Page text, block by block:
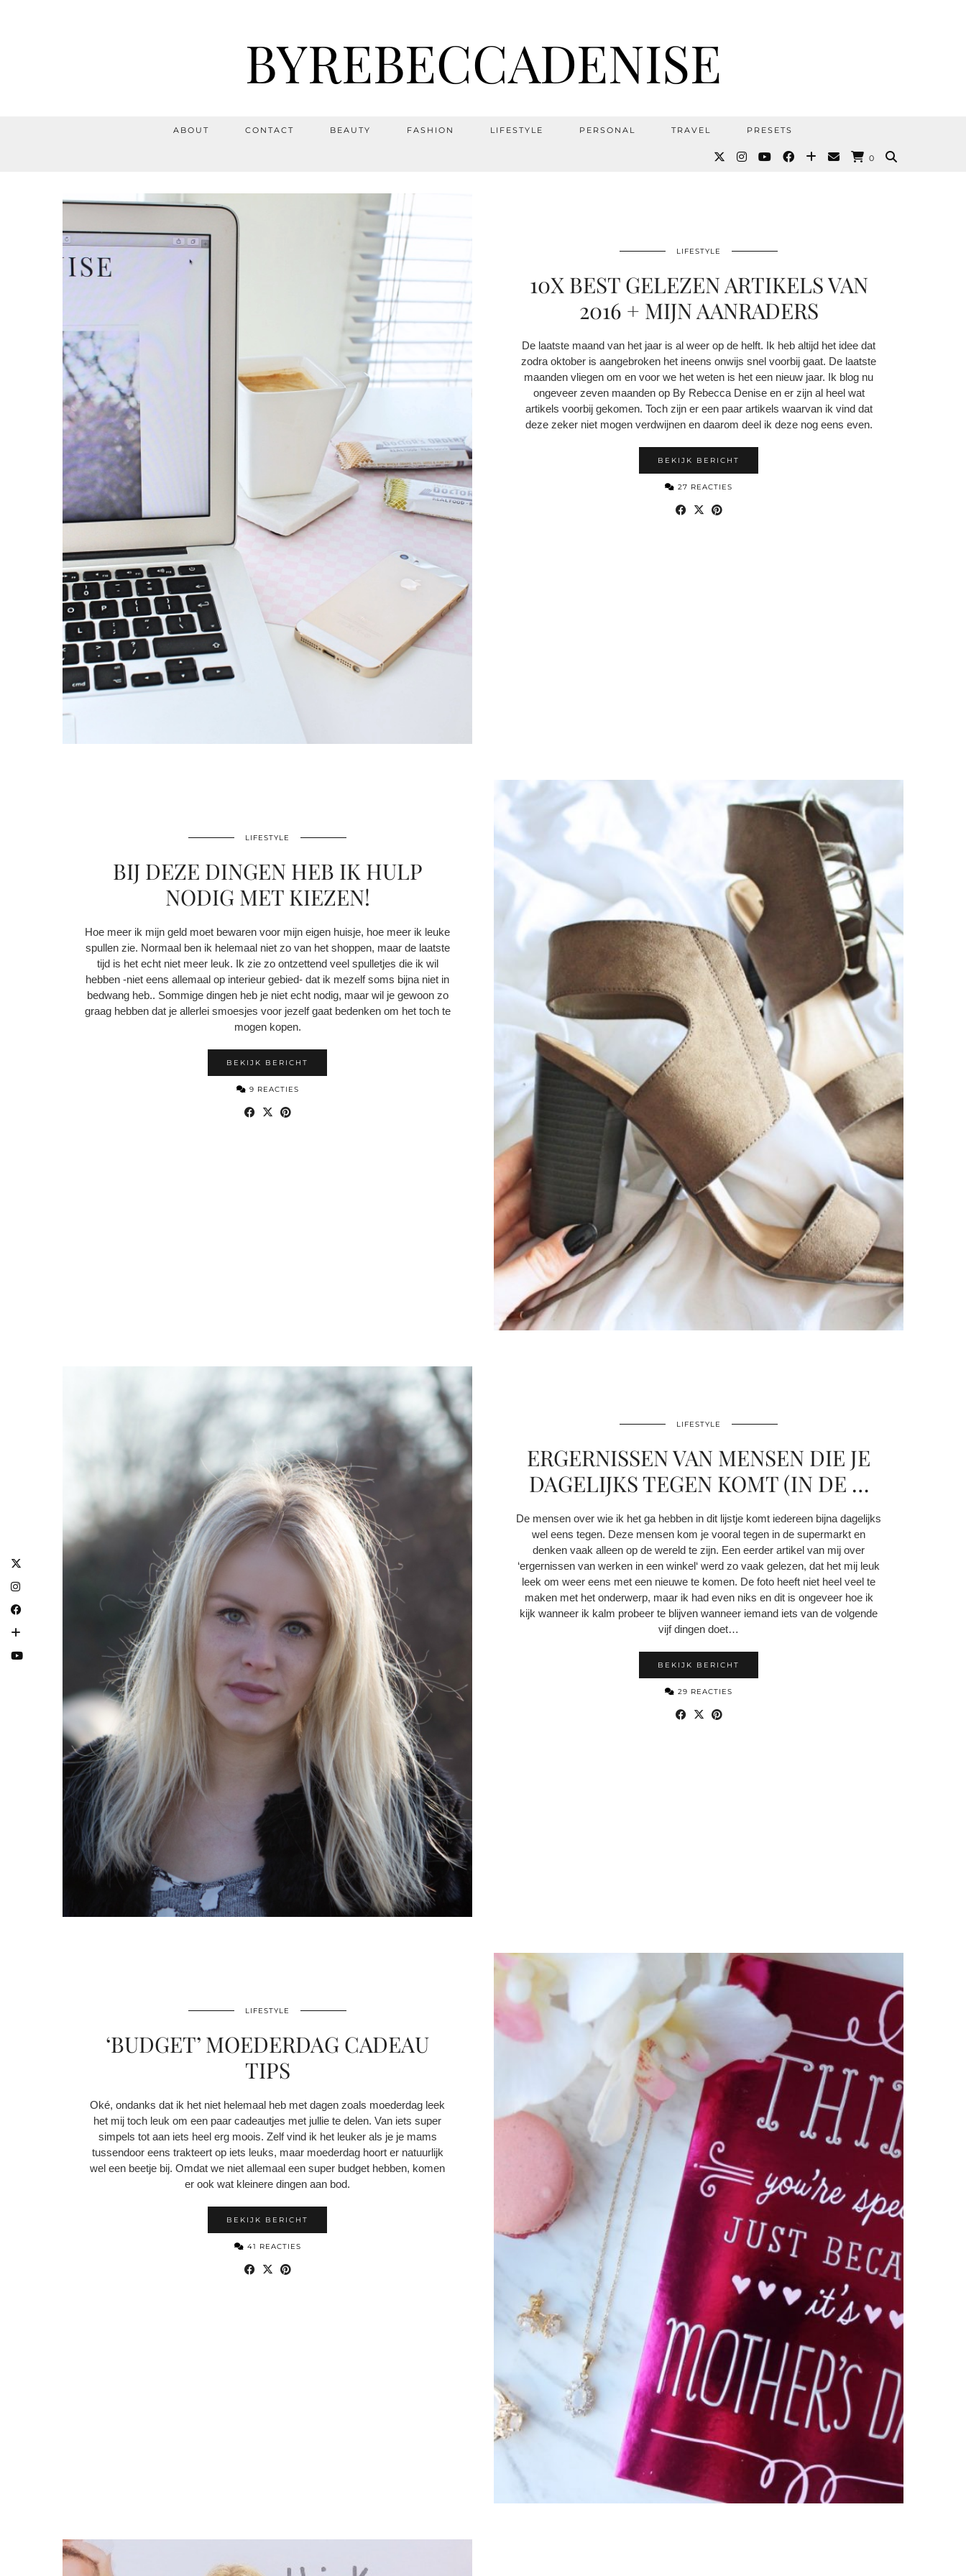
BYREBECCADENISE
ABOUT CONTACT BEAUTY FASHION LIFESTYLE PERSONAL TRAVEL PRESETS
0
LIFESTYLE
10X BEST GELEZEN ARTIKELS VAN
2016 + MIJN AANRADERS
De laatste maand van het jaar is al weer op de helft. Ik heb altijd het idee dat
zodra oktober is aangebroken het ineens onwijs snel voorbij gaat. De laatste
maanden vliegen om en voor we het weten is het een nieuw jaar. Ik blog nu
ongeveer zeven maanden op By Rebecca Denise en er zijn al heel wat
artikels voorbij gekomen. Toch zijn er een paar artikels waarvan ik vind dat
deze zeker niet mogen verdwijnen en daarom deel ik deze nog eens even.
BEKIJK BERICHT
27 REACTIES
LIFESTYLE
BIJ DEZE DINGEN HEB IK HULP
NODIG MET KIEZEN!
Hoe meer ik mijn geld moet bewaren voor mijn eigen huisje, hoe meer ik leuke
spullen zie. Normaal ben ik helemaal niet zo van het shoppen, maar de laatste
tijd is het echt niet meer leuk. Ik zie zo ontzettend veel spulletjes die ik wil
hebben -niet eens allemaal op interieur gebied- dat ik mezelf soms bijna niet in
bedwang heb.. Sommige dingen heb je niet echt nodig, maar wil je gewoon zo
graag hebben dat je allerlei smoesjes voor jezelf gaat bedenken om het toch te
mogen kopen.
BEKIJK BERICHT
9 REACTIES
LIFESTYLE
ERGERNISSEN VAN MENSEN DIE JE
DAGELIJKS TEGEN KOMT (IN DE …
De mensen over wie ik het ga hebben in dit lijstje komt iedereen bijna dagelijks
wel eens tegen. Deze mensen kom je vooral tegen in de supermarkt en
denken vaak alleen op de wereld te zijn. Een eerder artikel van mij over
‘ergernissen van werken in een winkel‘ werd zo vaak gelezen, dat het mij leuk
leek om weer eens met een nieuwe te komen. De foto heeft niet heel veel te
maken met het onderwerp, maar ik had even niks en dit is ongeveer hoe ik
kijk wanneer ik kalm probeer te blijven wanneer iemand iets van de volgende
vijf dingen doet…
BEKIJK BERICHT
29 REACTIES
LIFESTYLE
‘BUDGET’ MOEDERDAG CADEAU
TIPS
Oké, ondanks dat ik het niet helemaal heb met dagen zoals moederdag leek
het mij toch leuk om een paar cadeautjes met jullie te delen. Van iets super
simpels tot aan iets heel erg moois. Zelf vind ik het leuker als je je mams
tussendoor eens trakteert op iets leuks, maar moederdag hoort er natuurlijk
wel een beetje bij. Omdat we niet allemaal een super budget hebben, komen
er ook wat kleinere dingen aan bod.
BEKIJK BERICHT
41 REACTIES